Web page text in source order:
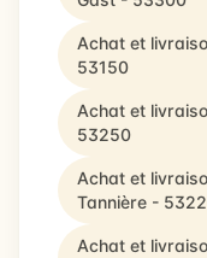
Achat et
53150
Achat et
53250
Achat et
Tannière -
Achat et